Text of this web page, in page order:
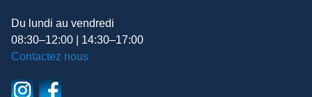
Du lundi au vendredi
08:30–12:00 | 14:30–17:00
Contactez nous